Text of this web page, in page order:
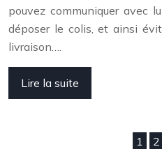
pouvez communiquer avec
déposer le colis, et ainsi
livraison….
Lire la suite
1 2